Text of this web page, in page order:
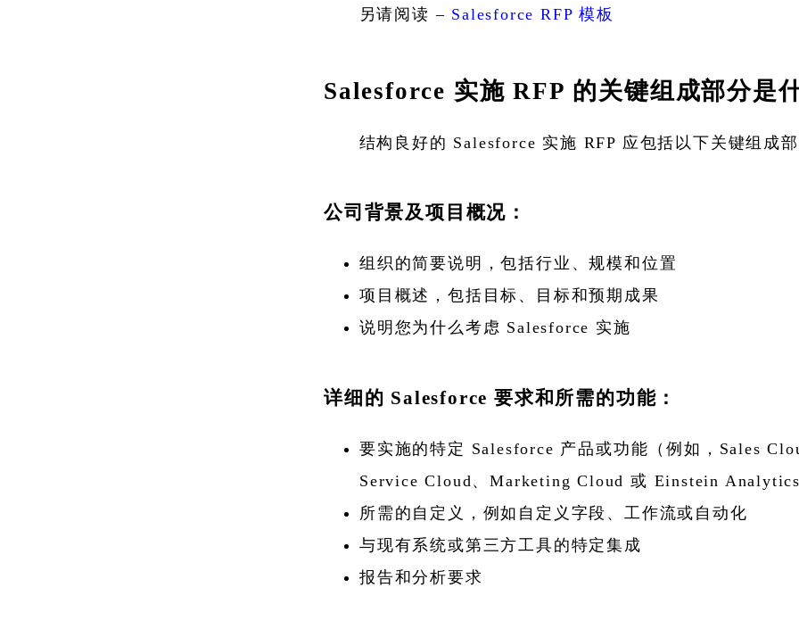
另请阅读 – Salesforce RFP 模板
Salesforce 实施 RFP 的关键组成部分是
结构良好的 Salesforce 实施 RFP 应包括以下关键组成
公司背景及项目概况：
组织的简要说明，包括行业、规模和位置
项目概述，包括目标、目标和预期成果
说明您为什么考虑 Salesforce 实施
详细的 Salesforce 要求和所需的功能：
要实施的特定 Salesforce 产品或功能（例如，Sales
Service Cloud、Marketing Cloud 或 Einstein
所需的自定义，例如自定义字段、工作流或自动化
与现有系统或第三方工具的特定集成
报告和分析要求